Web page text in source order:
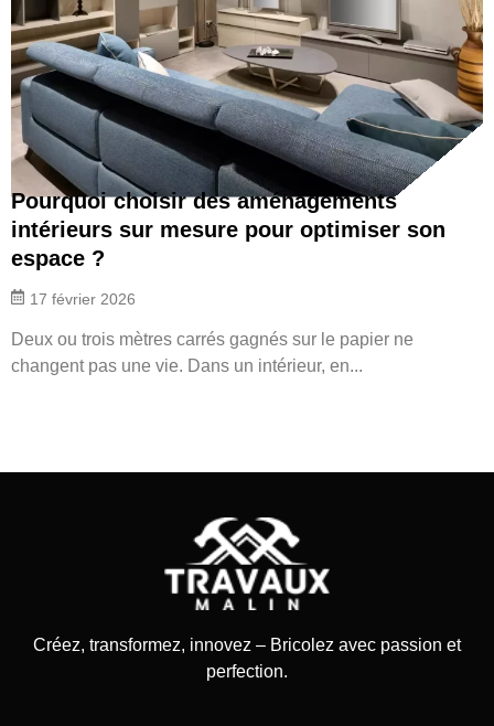
Pourquoi choisir des aménagements
intérieurs sur mesure pour optimiser son
espace ?
17 février 2026
Deux ou trois mètres carrés gagnés sur le papier ne
changent pas une vie. Dans un intérieur, en...
Créez, transformez, innovez – Bricolez avec passion et
perfection.